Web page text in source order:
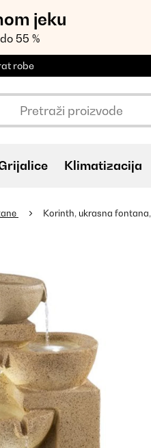
jeku
55 %
robe
Klimatizacija
Korinth, ukrasna